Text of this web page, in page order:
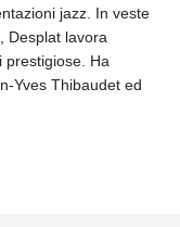
jazz. In veste
Desplat lavora
prestigiose. Ha
Yves Thibaudet ed